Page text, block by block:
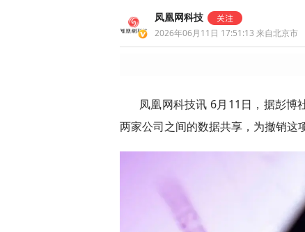
凤凰网科技
2026年06月11日 17:51:13 来自北京市
凤凰网科技讯 6月11日，据彭
两家公司之间的数据共享，为撤销这